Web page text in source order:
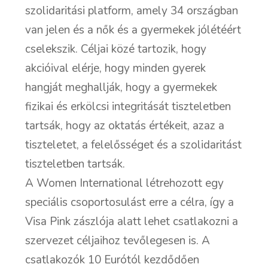
szolidaritási platform, amely 34 országban
van jelen és a nők és a gyermekek jólétéért
cselekszik. Céljai közé tartozik, hogy
akcióival elérje, hogy minden gyerek
hangját meghallják, hogy a gyermekek
fizikai és erkölcsi integritását tiszteletben
tartsák, hogy az oktatás értékeit, azaz a
tiszteletet, a felelősséget és a szolidaritást
tiszteletben tartsák.
A Women International létrehozott egy
speciális csoportosulást erre a célra, így a
Visa Pink zászlója alatt lehet csatlakozni a
szervezet céljaihoz tevőlegesen is. A
csatlakozók 10 Eurótól kezdődően